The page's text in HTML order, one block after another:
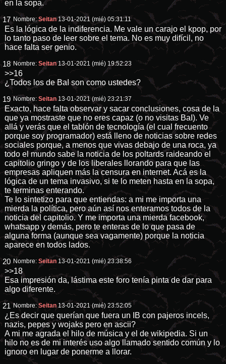
en la sopa.
17 Nombre:Seitan 13-01-2021 (mié) 05:31:11
Es la lógica de la indiferencia. Me vale un carajo el kpop, por
lo tanto paso de leer sobre el tema. No es muy difícil, no
hace falta ser genio.
18 Nombre:Seitan 13-01-2021 (mié) 19:52:23
>>16
¿Todos los de BaI son como ustedes?
19 Nombre:Seitan 13-01-2021 (mié) 23:21:37
Exacto, hace falta observar y sacar conclusiones, cosa de la
que ya mostraste que no eres capaz (o no visitas BaI). Ve
allá y verás que el tablón de tecnología (el cual frecuento
porque soy programador) está lleno de noticias sobre redes
sociales porque, a menos que vivas debajo de una roca, ya
todo el mundo sabe la noticia de los poltards raideando el
capitolio gringo y de los liberales llorando para que las
empresas apliquen más la censura en internet. Acá es la
lógica de un tema invasivo, si te lo meten hasta en la sopa,
te terminas enterando.
Te lo sintetizo para que entiendas: a mi me importa una
mierda la política, pero aún así nos enteramos todos de la
noticia del capitolio. Y me importa una mierda facebook,
whatsapp y demás, pero te enteras de lo que pasa de
alguna forma (aunque sea vagamente) porque la noticia
aparece en todos lados.
20 Nombre:Seitan 13-01-2021 (mié) 23:38:56
>>18
Esa impresión da, lástima este foro tenía pinta de dar para
algo diferente.
21 Nombre:Seitan 13-01-2021 (mié) 23:52:05
¿Es decir que querían que fuera un IB con pajeros incels,
nazis, pepes y wojaks pero en ascii?
A mi me agrada el hilo de música y el de wikipedia. Si un
hilo no es de mi interés uso algo llamado sentido común y lo
ignoro en lugar de ponerme a llorar.